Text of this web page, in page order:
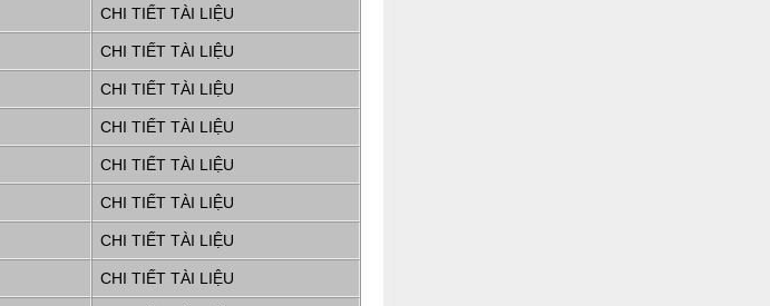
CHI TIẾT TÀI LIỆU
CHI TIẾT TÀI LIỆU
CHI TIẾT TÀI LIỆU
CHI TIẾT TÀI LIỆU
CHI TIẾT TÀI LIỆU
CHI TIẾT TÀI LIỆU
CHI TIẾT TÀI LIỆU
CHI TIẾT TÀI LIỆU